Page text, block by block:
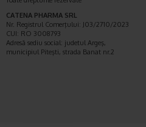
CATENA PHARMA SRL
Nr. Registrul Comerţului: J03/2710/2023
CUI: RO 3008793
Adresă sediu social: judetul Argeş,
municipiul Piteşti, strada Banat nr.2